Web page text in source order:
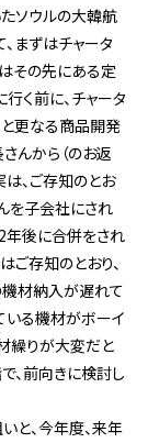
ソウルの大韓航
まずはチャータ
その先にある定
く前に、チャータ
更なる商品開発
んから（のお返
は、ご存知のとお
を子会社にされ
2年後に合併をされ
ご存知のとおり、
材納入が遅れて
いる機材がボーイ
繰りが大変だと
、前向きに検討し
と、今年度、来年